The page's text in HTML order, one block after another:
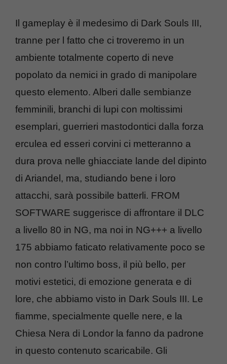
Il gameplay è il medesimo di Dark Souls III,
tranne per l fatto che ci troveremo in un
ambiente totalmente coperto di neve
popolato da nemici in grado di manipolare
questo elemento. Alberi dalle sembianze
femminili, branchi di lupi con moltissimi
esemplari, guerrieri mastodontici dalla forza
erculea ed esseri corvini ci metteranno a
dura prova nelle ghiacciate lande del dipinto
di Ariandel, ma, studiando bene i loro
attacchi, sarà possibile batterli. FROM
SOFTWARE suggerisce di affrontare il DLC
a livello 80 in NG, ma noi in NG+++ a livello
175 abbiamo faticato relativamente poco se
non contro l’ultimo boss, il più bello, per
motivi estetici, di emozione generata e di
lore, che abbiamo visto in Dark Souls III. Le
fiamme, specialmente quelle nere, e la
Chiesa Nera di Londor la fanno da padrone
in questo contenuto scaricabile. Gli